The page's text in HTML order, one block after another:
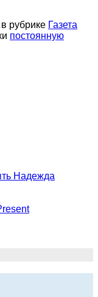
в рубрике Газета
постоянную
Надежда